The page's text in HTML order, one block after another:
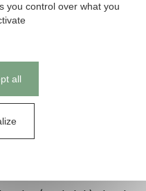
du
vient de
fonds
par le
Investment
management panel
you control over what you
all